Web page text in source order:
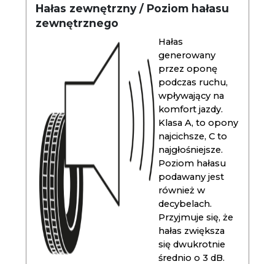
Hałas zewnętrzny / Poziom hałasu
zewnętrznego
Hałas
generowany
przez oponę
podczas ruchu,
wpływający na
komfort jazdy.
Klasa A, to opony
najcichsze, C to
najgłośniejsze.
Poziom hałasu
podawany jest
również w
decybelach.
Przyjmuje się, że
hałas zwiększa
się dwukrotnie
średnio o 3 dB.